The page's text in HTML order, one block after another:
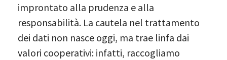
improntato alla prudenza e alla
responsabilità. La cautela nel trattamento
dei dati non nasce oggi, ma trae linfa dai
valori cooperativi: infatti, raccogliamo